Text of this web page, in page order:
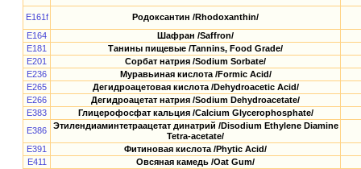
E161f
Родоксантин /Rhodoxanthin/
E164
Шафран /Saffron/
E181
Танины пищевые /Tannins, Food Grade/
E201
Сорбат натрия /Sodium Sorbate/
E236
Муравьиная кислота /Formic Acid/
E265
Дегидроацетовая кислота /Dehydroacetic Acid/
E266
Дегидроацетат натрия /Sodium Dehydroacetate/
E383
Глицерофосфат кальция /Calcium Glycerophosphate/
E386
Этилендиаминтетраацетат динатрий /Disodium Ethylene Diamine
Tetra-acetate/
E391
Фитиновая кислота /Phytic Acid/
E411
Овсяная камедь /Oat Gum/